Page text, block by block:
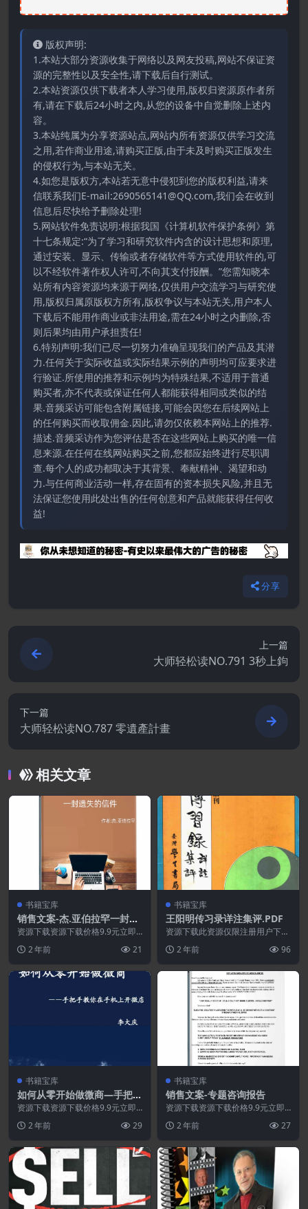
版权声明:
1.本站大部分资源收集于网络以及网友投稿,网站不保证资
源的完整性以及安全性,请下载后自行测试。
2.本站资源仅供下载者本人学习使用,版权归资源原作者所
有,请在下载后24小时之内,从您的设备中自觉删除上述内
容。
3.本站纯属为分享资源站点,网站内所有资源仅供学习交流
之用,若作商业用途,请购买正版,由于未及时购买正版发生
的侵权行为,与本站无关。
4.如您是版权方,本站若无意中侵犯到您的版权利益,请来
信联系我们E-mail:2690565141@QQ.com,我们会在收到
信息后尽快给予删除处理!
5.网站软件免责说明:根据我国《计算机软件保护条例》第
十七条规定:“为了学习和研究软件内含的设计思想和原理,
通过安装、显示、传输或者存储软件等方式使用软件的,可
以不经软件著作权人许可,不向其支付报酬。”您需知晓本
站所有内容资源均来源于网络,仅供用户交流学习与研究使
用,版权归属原版权方所有,版权争议与本站无关,用户本人
下载后不能用作商业或非法用途,需在24小时之内删除,否
则后果均由用户承担责任!
6.特别声明:我们已尽一切努力准确呈现我们的产品及其潜
力.任何关于实际收益或实际结果示例的声明均可应要求进
行验证.所使用的推荐和示例均为特殊结果,不适用于普通
购买者,亦不代表或保证任何人都能获得相同或类似的结
果.音频采访可能包含附属链接,可能会因您在后续网站上
的任何购买而收取佣金.因此,请勿仅依赖本网站上的推荐.
描述.音频采访作为您评估是否在这些网站上购买的唯一信
息来源.在任何在线网站购买之前,您都应始终进行尽职调
查.每个人的成功都取决于其背景、奉献精神、渴望和动
力.与任何商业活动一样,存在固有的资本损失风险,并且无
法保证您使用此处出售的任何创意和产品就能获得任何收
益!
分享
上一篇
大师轻松读NO.791 3秒上鉤
下一篇
大师轻松读NO.787 零遺產計畫
相关文章
书籍宝库
销售文案-杰.亚伯拉罕一封遗
失的信
资源下载资源下载价格9.9元立即
资源永久更新资源!...
2 年前 21
书籍宝库
王阳明传习录详注集评.PDF
资源下载此资源仅限注册用户下
保证所有资源永久更新资...
2 年前 96
书籍宝库
如何从零开始做微商—手把手
教你开微店.PDF
资源下载资源下载价格9.9元立即
2 年前 29
书籍宝库
销售文案-专题咨询报告
资源下载资源下载价格9.9元立即
资源永久更新资源!...
2 年前 27